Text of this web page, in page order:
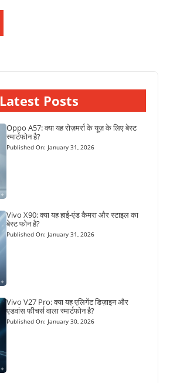
Latest Posts
Oppo A57: क्या यह रोज़मर्रा के यूज़ के लिए बेस्ट
स्मार्टफोन है?
Published On: January 31, 2026
Vivo X90: क्या यह हाई-एंड कैमरा और स्टाइल का
बेस्ट फोन है?
Published On: January 31, 2026
Vivo V27 Pro: क्या यह एलिगेंट डिज़ाइन और
एडवांस फीचर्स वाला स्मार्टफोन है?
Published On: January 30, 2026